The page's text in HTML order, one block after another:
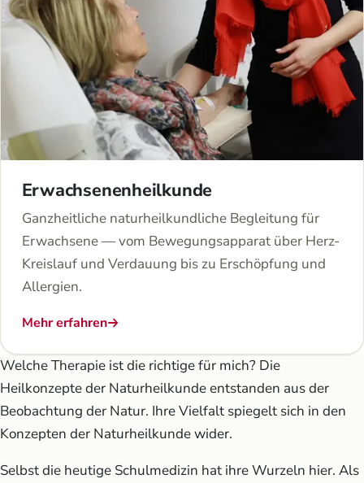
Erwachsenenheilkunde
Ganzheitliche naturheilkundliche Begleitung für
Erwachsene — vom Bewegungsapparat über Herz-
Kreislauf und Verdauung bis zu Erschöpfung und
Allergien.
Mehr erfahren
Welche Therapie ist die richtige für mich? Die
Heilkonzepte der Naturheilkunde entstanden aus der
Beobachtung der Natur. Ihre Vielfalt spiegelt sich in den
Konzepten der Naturheilkunde wider.
Selbst die heutige Schulmedizin hat ihre Wurzeln hier. Als